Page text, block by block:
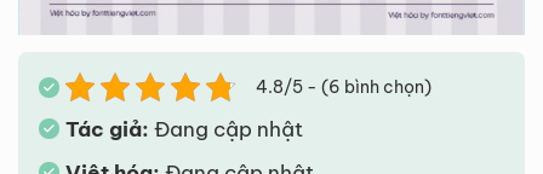
4.8/5 - (6 bình chọn)
Tác giả: Đang cập nhật